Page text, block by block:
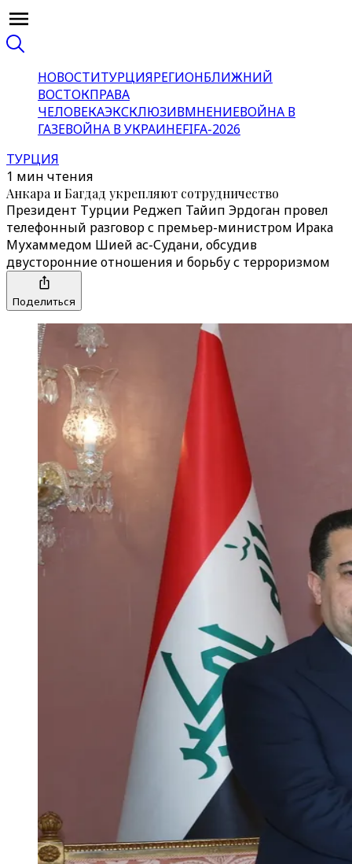
НОВОСТИТУРЦИЯРЕГИОНБЛИЖНИЙ
ВОСТОКПРАВА
ЧЕЛОВЕКАЭКСКЛЮЗИВМНЕНИЕВОЙНА В
ГАЗЕВОЙНА В УКРАИНЕFIFA-2026
ТУРЦИЯ
1 мин чтения
Анкара и Багдад укрепляют сотрудничество
Президент Турции Реджеп Тайип Эрдоган провел
телефонный разговор с премьер-министром Ирака
Мухаммедом Шией ас-Судани, обсудив
двусторонние отношения и борьбу с терроризмом
Поделиться